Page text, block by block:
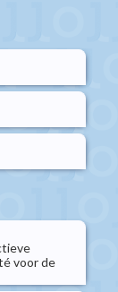
voor de